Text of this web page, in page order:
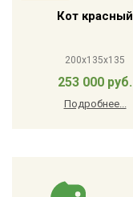
Кот красный
200x135x135
253 000 руб.
Подробнее...